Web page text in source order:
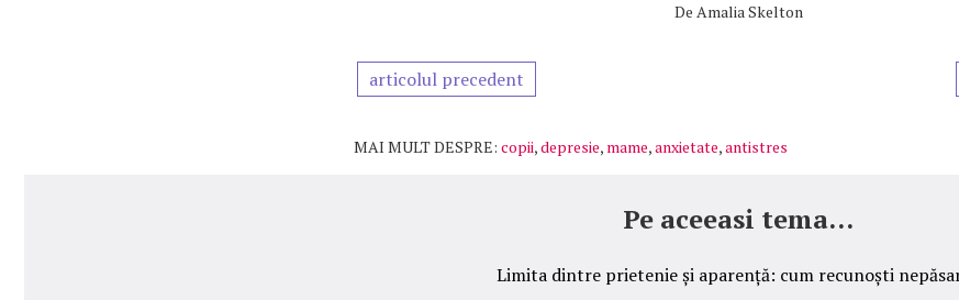
De Amalia Skelton
articolul precedent
MAI MULT DESPRE: copii,depresie, mame,anxietate,antistres
Pe aceeasi tema...
Limita dintre prietenie și aparență: cum recunoști